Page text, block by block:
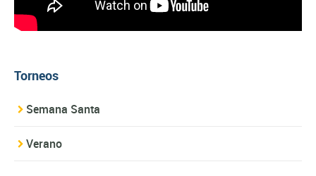
Torneos
Semana Santa
Verano